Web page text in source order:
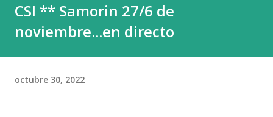
CSI ** Samorin 27/6 de
noviembre...en directo
octubre 30, 2022